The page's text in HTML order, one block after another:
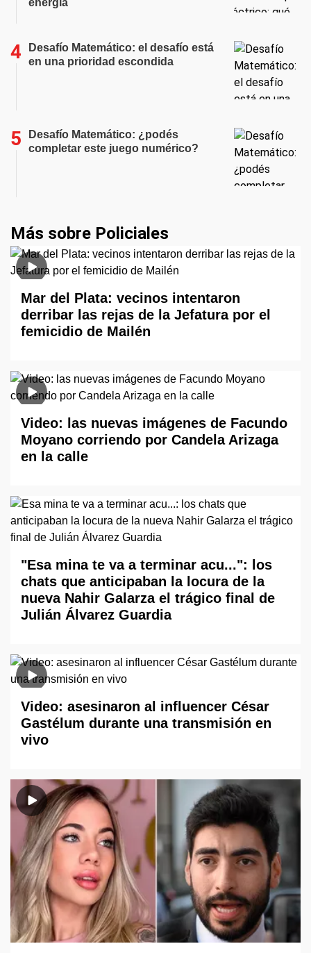
energía
Desafío Matemático: el desafío está
en una prioridad escondida
Desafío Matemático: ¿podés
completar este juego numérico?
Más sobre Policiales
Mar del Plata: vecinos intentaron
derribar las rejas de la Jefatura por el
femicidio de Mailén
Video: las nuevas imágenes de Facundo
Moyano corriendo por Candela Arizaga
en la calle
"Esa mina te va a terminar acu...": los
chats que anticipaban la locura de la
nueva Nahir Galarza el trágico final de
Julián Álvarez Guardia
Video: asesinaron al influencer César
Gastélum durante una transmisión en
vivo